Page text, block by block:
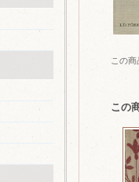
この商
この